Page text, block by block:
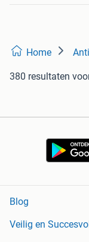
Home
380 resultaten
Blog
Veilig en